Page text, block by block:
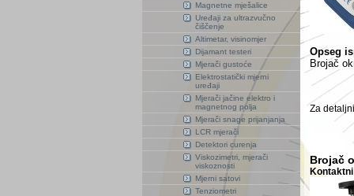
Magnetne mješalice
Uređaji za ultrazvučno
čiščenje
Altimetar, visinomjer
Dijamant testeri
Mjerači gustoće
Elektrostatički mjerni
uređaji
Mjerači jačine elektro i
magnetnog polja
Mjerači snage prijanjanja
LCR mjerači
Detektori curenja
Viskozimetri, mjerači
viskoznosti
Mjerni satovi
Tenziometri
Opseg
Brojač
Za
Brojač